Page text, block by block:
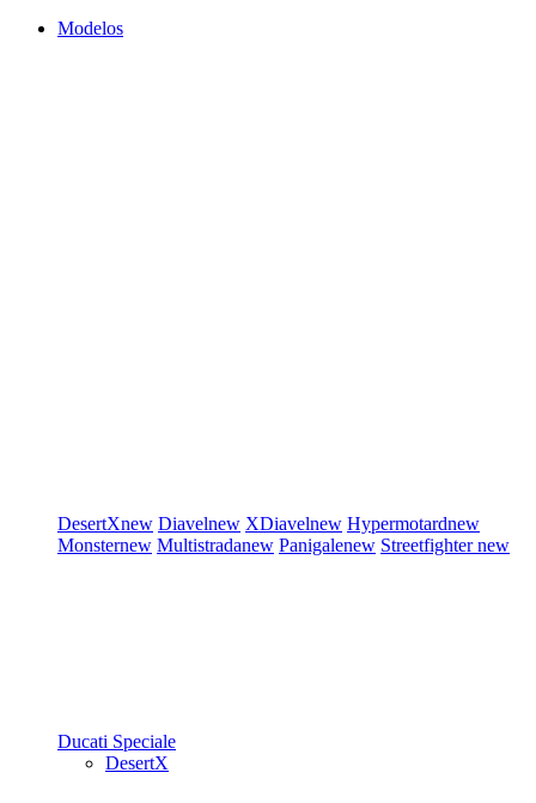
Modelos
DesertXnew Diavelnew XDiavelnew Hypermotardnew
Monsternew Multistradanew Panigalenew Streetfighternew
Ducati Speciale
DesertX